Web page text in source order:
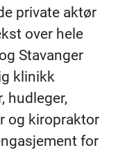
private aktør
over hele
Stavanger
klinikk
hudleger,
og kiropraktor
for